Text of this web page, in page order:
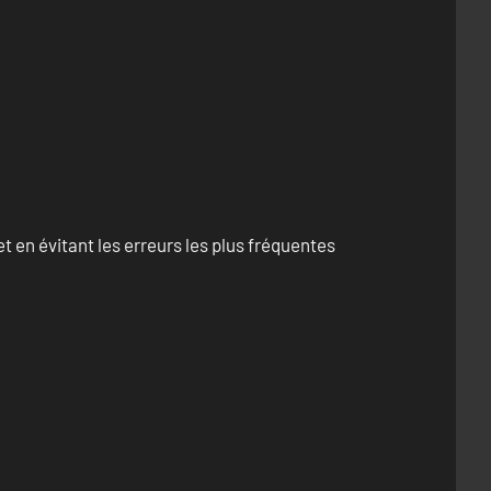
en évitant les erreurs les plus fréquentes